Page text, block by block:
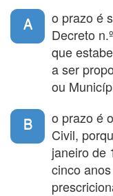
A
o prazo é
Decreto
que
a ser
ou
B
o prazo é
Civil,
janeiro de
cinco